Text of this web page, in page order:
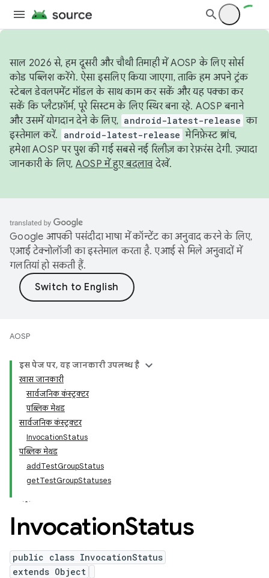
साल 2026 से, हम दूसरी और चौथी तिमाही में AOSP के लिए सोर्स
कोड पब्लिश करेंगे. ऐसा इसलिए किया जाएगा, ताकि हम अपने ट्रंक
स्टेबल डेवलपमेंट मॉडल के साथ काम कर सकें और यह पक्का कर
सकें कि प्लैटफ़ॉर्म, पूरे सिस्टम के लिए स्थिर बना रहे. AOSP बनाने
और उसमें योगदान देने के लिए, android-latest-release का
इस्तेमाल करें.
android-latest-release मेनिफ़ेस्ट ब्रांच,
हमेशा AOSP पर पुश की गई सबसे नई रिलीज़ का रेफ़रंस देगी. ज़्यादा
जानकारी के लिए, AOSP में हुए बदलावदेखें.
Google आपकी पसंदीदा भाषा में कॉन्टेंट का अनुवाद करने के लिए,
एआई टेक्नोलॉजी का इस्तेमाल करता है. एआई से मिले अनुवादों में
गलतियां हो सकती हैं.
AOSP
इस पेज पर, यह जानकारी उपलब्ध है
खास जानकारी
सार्वजनिक कंस्ट्रक्टर
पब्लिक मेथड
सार्वजनिक कंस्ट्रक्टर
InvocationStatus
पब्लिक मेथड
addTestGroupStatus
getTestGroupStatuses
InvocationStatus
public class InvocationStatus
extends Object